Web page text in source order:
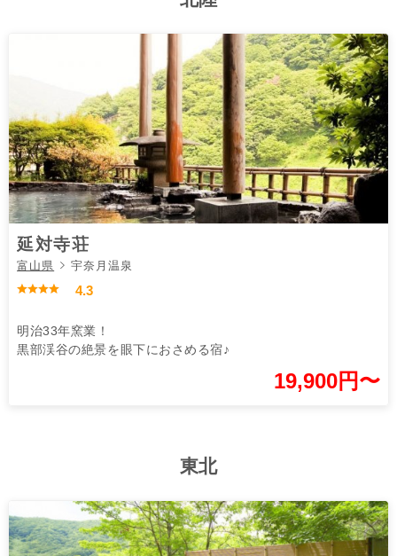
延対寺荘
富山県 宇奈月温泉
4.3
明治33年窯業！
黒部渓谷の絶景を眼下におさめる宿♪
19,900円〜
東北